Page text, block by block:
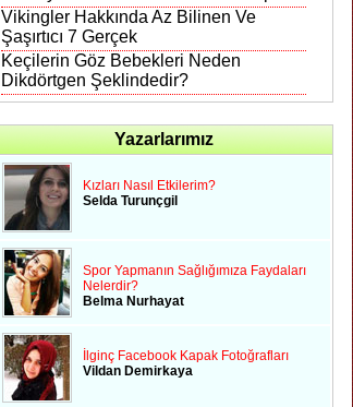
Vikingler Hakkında Az Bilinen Ve
Şaşırtıcı 7 Gerçek
Keçilerin Göz Bebekleri Neden
Dikdörtgen Şeklindedir?
Yazarlarımız
Kızları Nasıl Etkilerim?
Selda Turunçgil
Spor Yapmanın Sağlığımıza Faydaları
Nelerdir?
Belma Nurhayat
İlginç Facebook Kapak Fotoğrafları
Vildan Demirkaya